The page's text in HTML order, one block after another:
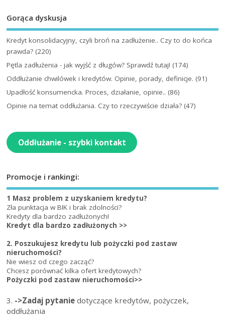
Gorąca dyskusja
Kredyt konsolidacyjny, czyli broń na zadłużenie.. Czy to do końca
prawda? (220)
Pętla zadłużenia - jak wyjść z długów? Sprawdź tutaj! (174)
Oddłużanie chwilówek i kredytów. Opinie, porady, definicje. (91)
Upadłość konsumencka. Proces, działanie, opinie.. (86)
Opinie na temat oddłużania. Czy to rzeczywiście działa? (47)
Oddłużanie - szybki kontakt
Promocje i rankingi:
1 Masz problem z uzyskaniem kredytu?
Zła punktacja w BIK i brak zdolności?
Kredyty dla bardzo zadłużonych!
Kredyt dla bardzo zadłużonych >>
2. Poszukujesz kredytu lub pożyczki pod zastaw
nieruchomości?
Nie wiesz od czego zacząć?
Chcesz porównać kilka ofert kredytowych?
Pożyczki pod zastaw nieruchomości>>
3. ->Zadaj pytanie dotyczące kredytów, pożyczek,
oddłużania